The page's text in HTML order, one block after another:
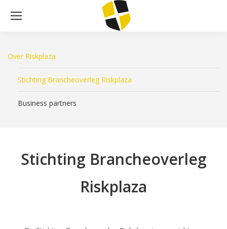
Over Riskplaza
Stichting Brancheoverleg Riskplaza
Business partners
Stichting Brancheoverleg
Riskplaza